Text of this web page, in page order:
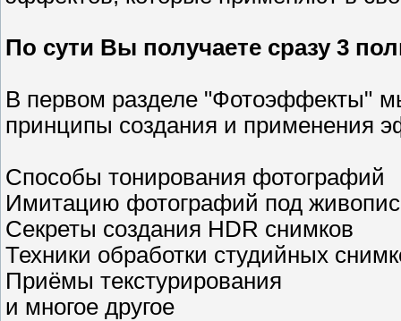
По сути Вы получаете сразу 3
В первом разделе "Фотоэффекты"
принципы создания и применения
Способы тонирования фотографий
Имитацию фотографий под
Секреты создания HDR снимков
Техники обработки студийных
Приёмы текстурирования
и многое другое